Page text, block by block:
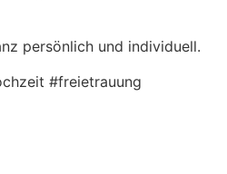
persönlich und individuell.
#freietrauung